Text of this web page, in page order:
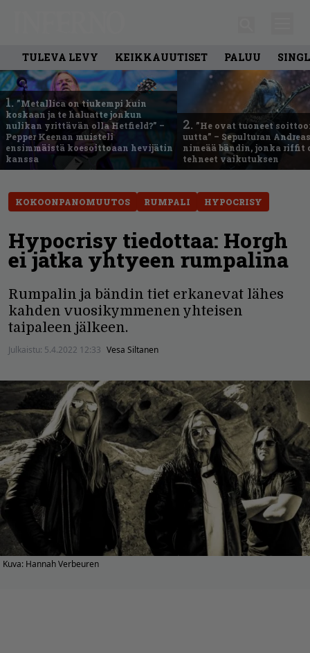
TULEVA LEVY KEIKKAUUTISET PALUU
1. ”Metallica on tiukempi kuin
koskaan ja te haluatte jonkun
nulikan yrittävän olla Hetfield?” –
Pepper Keenan muisteli
ensimmäistä koesoittoaan hevijätin
kanssa
2. ”He ovat tuoneet
uutta” – Sepulturan
nimeää bändin, jonka riffit
tehneet vaikutuksen
KOKOONPANOMUUTOS RUMPALI HYPOCRISY
Hypocrisy tiedottaa: Horgh
ei jatka yhtyeen rumpalina
Rumpalin ja bändin tiet erkanevat lähes
kahden vuosikymmenen yhteisen
taipaleen jälkeen.
Julkaistu: 5.4.2022 12:33 Vesa Siltanen
Kuva: Hannah Verbeuren